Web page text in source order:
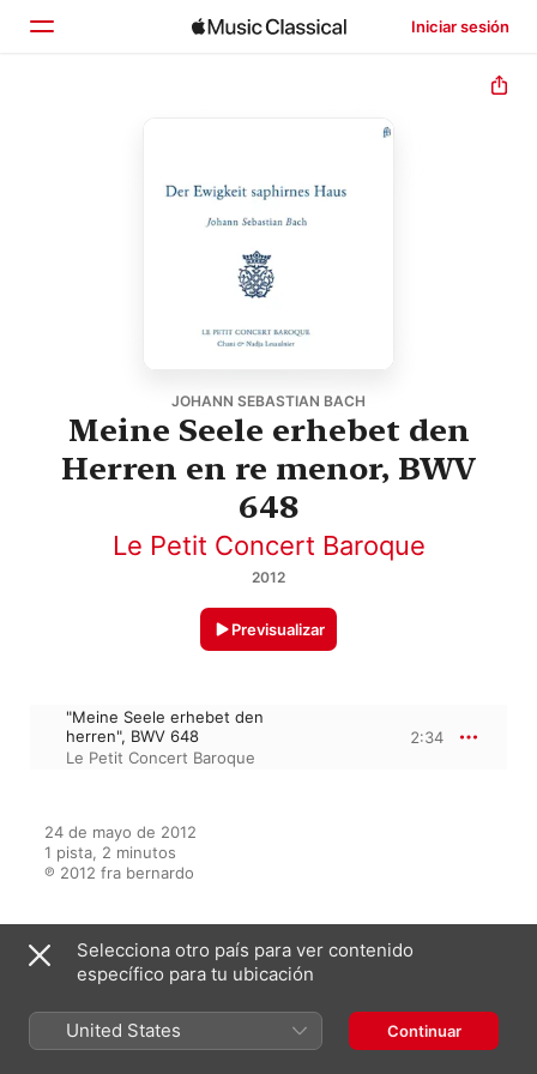
Iniciar sesión
JOHANN SEBASTIAN BACH
Meine Seele erhebet den
Herren en re menor, BWV
648
Le Petit Concert Baroque
2012
Previsualizar
"Meine Seele erhebet den
herren", BWV 648
Le Petit Concert Baroque
2:34
24 de mayo de 2012
1 pista, 2 minutos
℗ 2012 fra bernardo
Del álbum
Bach: Der Ewigkeit Saphirnes
Selecciona otro país para ver contenido
específico para tu ubicación
United States Continuar